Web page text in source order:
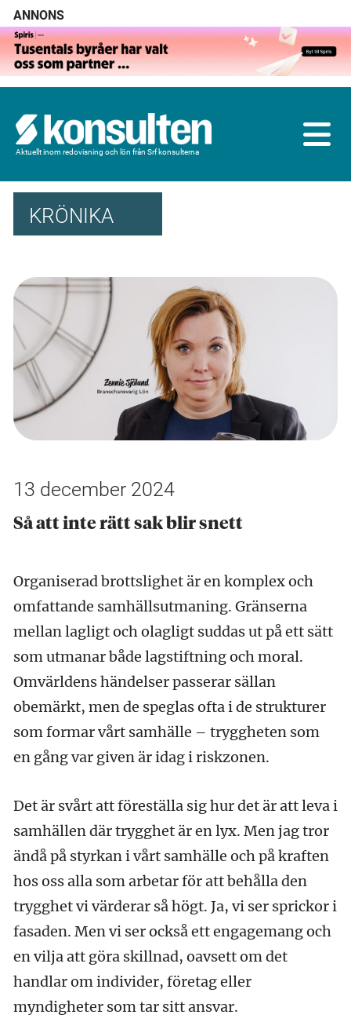
ANNONS
Aktuellt inom redovisning och lön från Srf konsulterna
KRÖNIKA
13 december 2024
Så att inte rätt sak blir snett
Organiserad brottslighet är en komplex och
omfattande samhällsutmaning. Gränserna
mellan lagligt och olagligt suddas ut på ett sätt
som utmanar både lagstiftning och moral.
Omvärldens händelser passerar sällan
obemärkt, men de speglas ofta i de strukturer
som formar vårt samhälle – tryggheten som
en gång var given är idag i riskzonen.
Det är svårt att föreställa sig hur det är att leva i
samhällen där trygghet är en lyx. Men jag tror
ändå på styrkan i vårt samhälle och på kraften
hos oss alla som arbetar för att behålla den
trygghet vi värderar så högt. Ja, vi ser sprickor i
fasaden. Men vi ser också ett engagemang och
en vilja att göra skillnad, oavsett om det
handlar om individer, företag eller
myndigheter som tar sitt ansvar.